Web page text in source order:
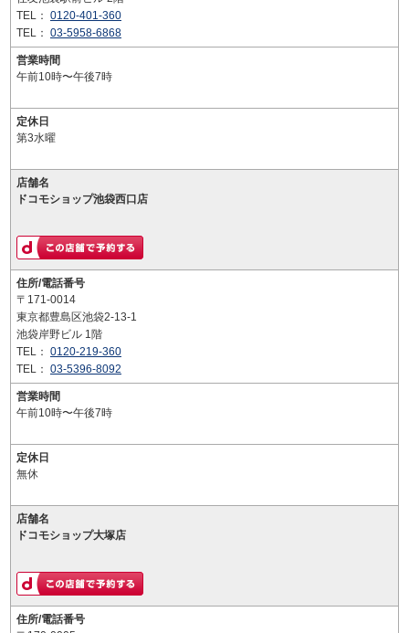
TEL： 0120-401-360
TEL： 03-5958-6868
営業時間
午前10時〜午後7時
定休日
第3水曜
店舗名
ドコモショップ池袋西口店
住所/電話番号
〒171-0014
東京都豊島区池袋2-13-1
池袋岸野ビル 1階
TEL： 0120-219-360
TEL： 03-5396-8092
営業時間
午前10時〜午後7時
定休日
無休
店舗名
ドコモショップ大塚店
住所/電話番号